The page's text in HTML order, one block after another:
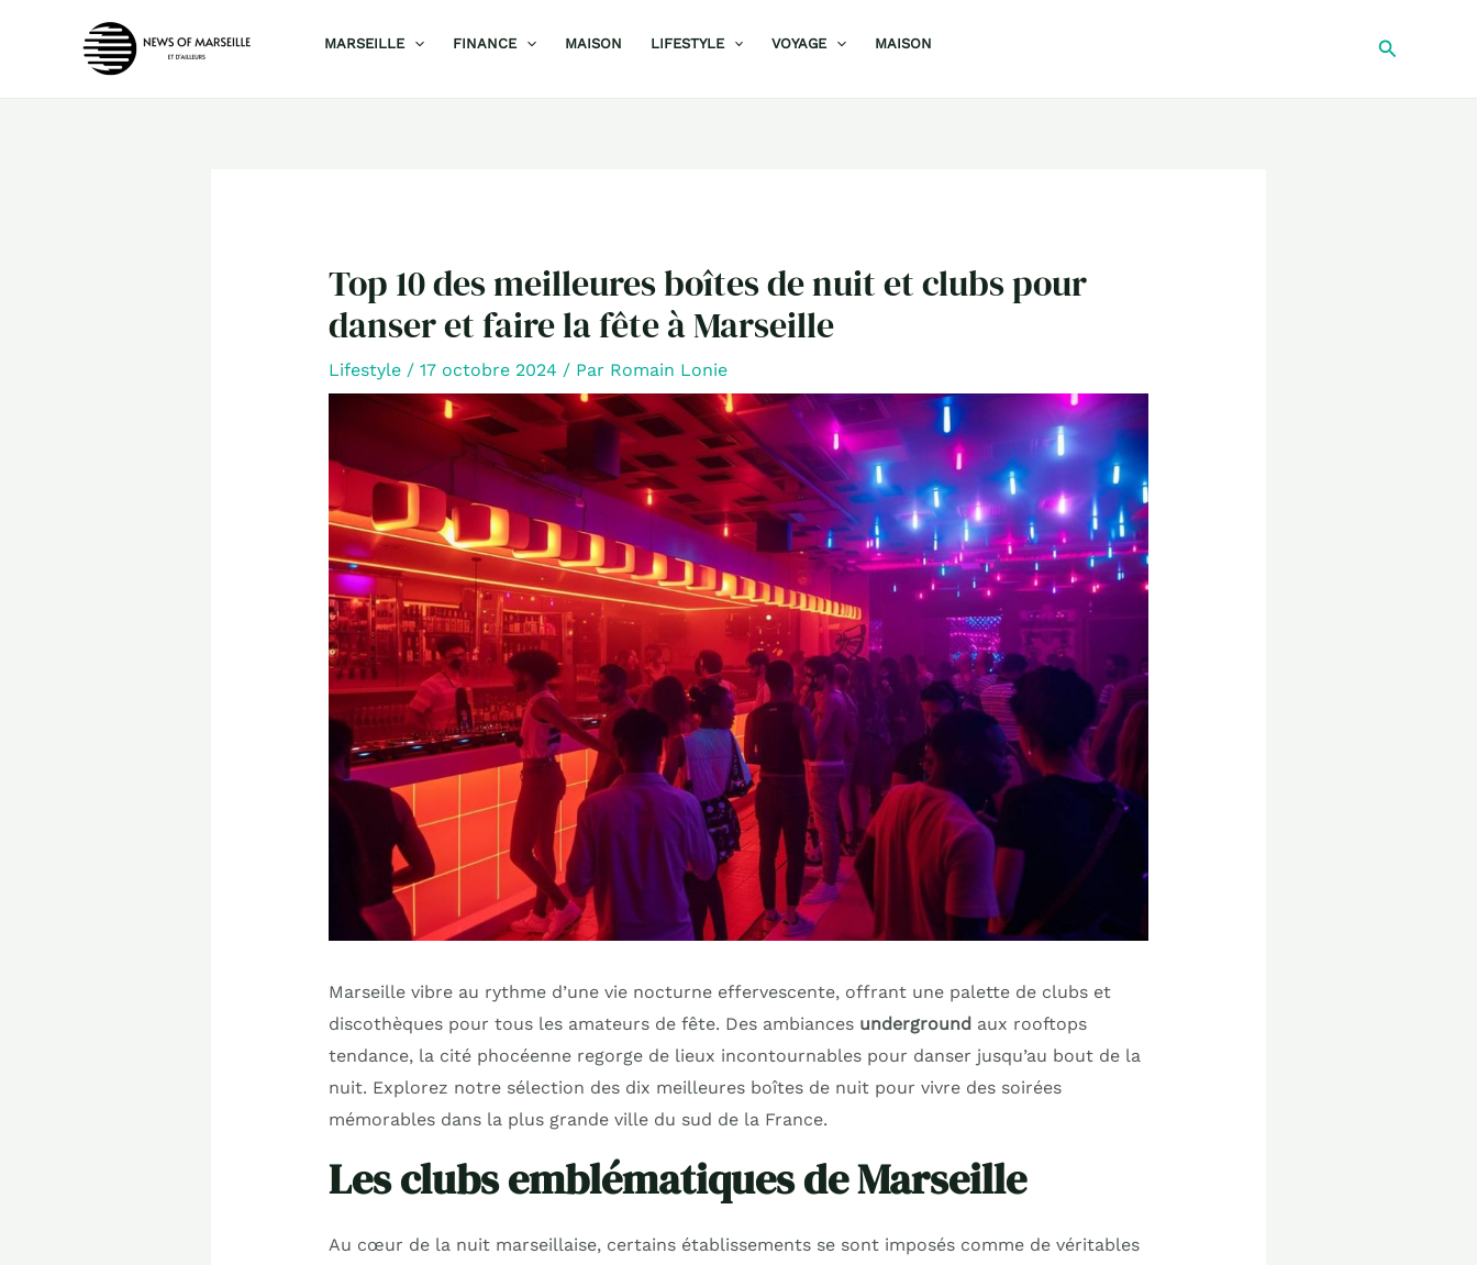
MARSEILLE FINANCE MAISON LIFESTYLE VOYAGE MAISON
Top 10 des meilleures boîtes de nuit et clubs pour
danser et faire la fête à Marseille
Lifestyle/ 17 octobre 2024 / Par Romain Lonie
Marseille vibre au rythme d’une vie nocturne effervescente, offrant une palette de clubs et
discothèques pour tous les amateurs de fête. Des ambiances underground aux rooftops
tendance, la cité phocéenne regorge de lieux incontournables pour danser jusqu’au bout de la
nuit. Explorez notre sélection des dix meilleures boîtes de nuit pour vivre des soirées
mémorables dans la plus grande ville du sud de la France.
Les clubs emblématiques de Marseille
Au cœur de la nuit marseillaise, certains établissements se sont imposés comme de véritables